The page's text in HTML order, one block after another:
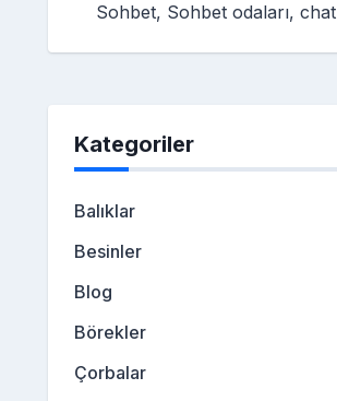
Sohbet, Sohbet odaları, chat
Kategoriler
Balıklar
Besinler
Blog
Börekler
Çorbalar